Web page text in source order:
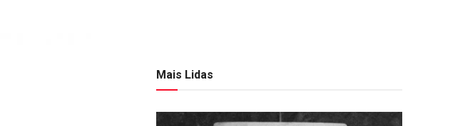
Mais Lidas